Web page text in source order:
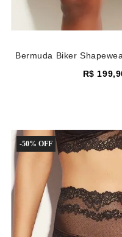
Bermuda Biker
R$ 199,
-50%